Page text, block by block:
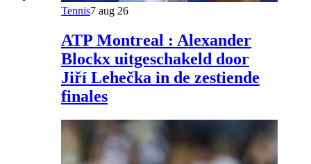
Tennis7 aug 26
ATP Montreal : Alexander
Blockx uitgeschakeld door
Jiří Lehečka in de zestiende
finales